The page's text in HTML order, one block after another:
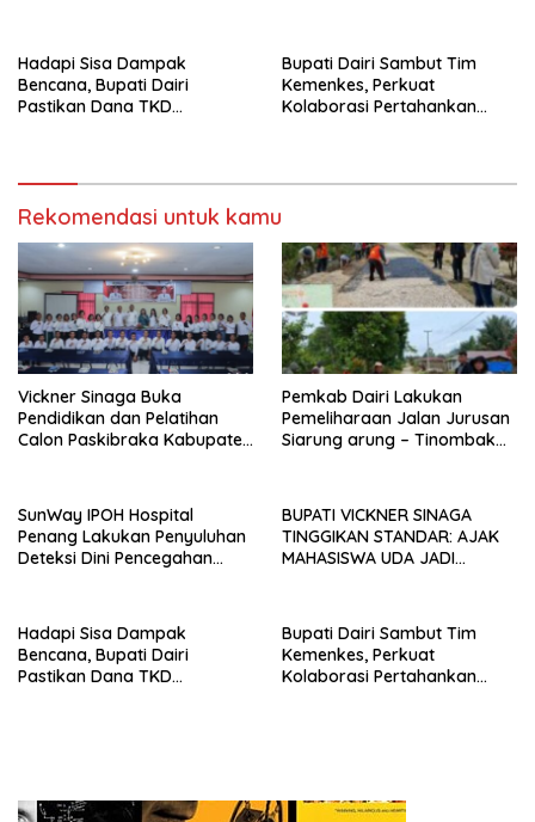
Hadapi Sisa Dampak
Bencana, Bupati Dairi
Pastikan Dana TKD
Bupati Dairi Sambut Tim
Kemenkes, Perkuat
Kolaborasi Pertahankan
Rekomendasi untuk kamu
Vickner Sinaga Buka
Pendidikan dan Pelatihan
Calon Paskibraka Kabupaten
Pemkab Dairi Lakukan
Pemeliharaan Jalan Jurusan
Siarung arung – Tinombak
SunWay IPOH Hospital
Penang Lakukan Penyuluhan
Deteksi Dini Pencegahan
BUPATI VICKNER SINAGA
TINGGIKAN STANDAR: AJAK
MAHASISWA UDA JADI
LUNTUR ZAMAN
Hadapi Sisa Dampak
Bencana, Bupati Dairi
Pastikan Dana TKD
Bupati Dairi Sambut Tim
Kemenkes, Perkuat
Kolaborasi Pertahankan